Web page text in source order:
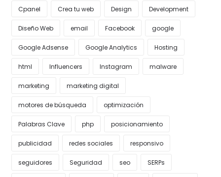
Cpanel Crea tu web Design Development
Diseño Web email Facebook google
Google Adsense Google Analytics Hosting
html Influencers Instagram malware
marketing marketing digital
motores de búsqueda optimización
Palabras Clave php posicionamiento
publicidad redes sociales responsivo
seguidores Seguridad seo SERPs